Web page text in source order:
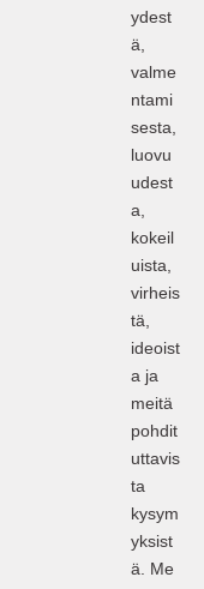
ydest
ä,
valme
ntami
sesta,
luovu
udest
a,
kokeil
uista,
virheis
tä,
ideoist
a ja
meitä
pohdit
uttavis
ta
kysym
yksist
ä. Me